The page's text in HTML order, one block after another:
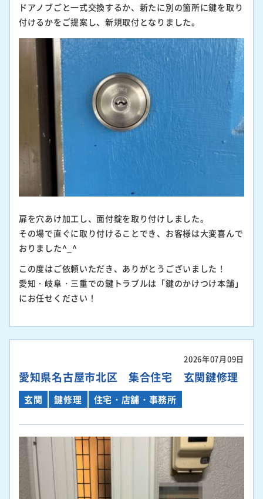
ドアノブごと一式交換するか、新たに別の箇所に鍵を取り
付けるかをご提案し、新規取付となりました。
扉を穴あけ加工し、面付錠を取り付けしました。
その場で直ぐに取り付けることでき、お客様は大変喜んで
おりました^_^
この度はご依頼いただき、ありがとうございました！
愛知・岐阜・三重での鍵トラブルは「鍵のかけつけ本舗」
にお任せください！
2026年07月09日
愛知県名古屋市北区 集合住宅 玄関鍵修理
玄関 鍵修理 住宅・店舗・事務所